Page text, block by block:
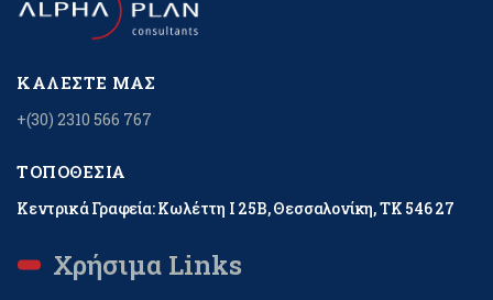
ΚΑΛΈΣΤΕ ΜΑΣ
+(30) 2310 566 767
ΤΟΠΟΘΕΣΊΑ
Κεντρικά Γραφεία: Κωλέττη Ι 25Β, Θεσσαλονίκη, ΤΚ 546 27
Χρήσιμα Links